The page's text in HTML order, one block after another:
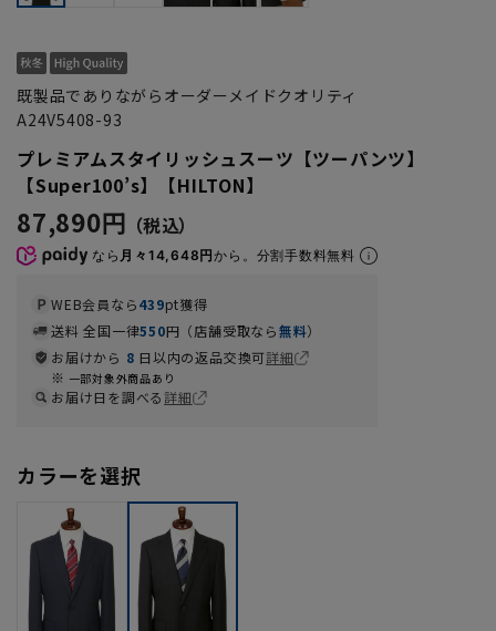
既製品でありながらオーダーメイドクオリティ
A24V5408-93
プレミアムスタイリッシュスーツ【ツーパンツ】
【Super100’s】【HILTON】
87,890円
なら 月々14,648円から。分割手数料無料
WEB会員なら439pt獲得
送料 全国一律550円（店舗受取なら無料）
お届けから 8 日以内の返品交換可詳細
一部対象外商品あり
お届け日を調べる詳細
カラーを選択